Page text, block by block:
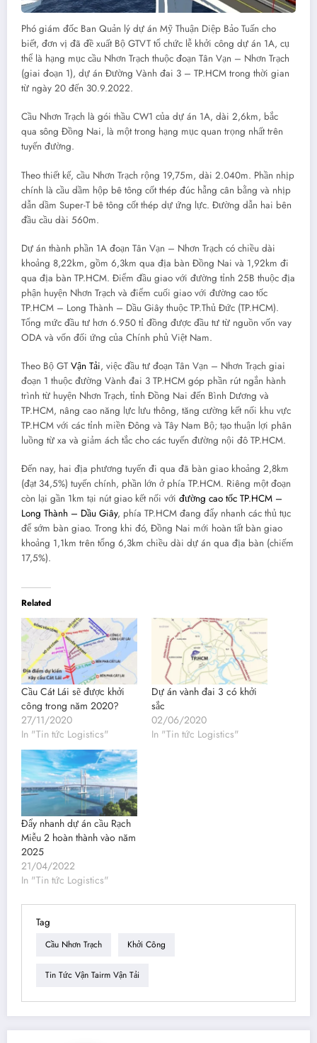
Phó giám đốc Ban Quản lý dự án Mỹ Thuận Diệp Bảo Tuấn cho
biết, đơn vị đã đề xuất Bộ GTVT tổ chức lễ khởi công dự án 1A, cụ
thể là hạng mục cầu Nhơn Trạch thuộc đoạn Tân Vạn – Nhơn Trạch
(giai đoạn 1), dự án Đường Vành đai 3 – TP.HCM trong thời gian
từ ngày 20 đến 30.9.2022.
Cầu Nhơn Trạch là gói thầu CW1 của dự án 1A, dài 2,6km, bắc
qua sông Đồng Nai, là một trong hạng mục quan trọng nhất trên
tuyến đường.
Theo thiết kế, cầu Nhơn Trạch rộng 19,75m, dài 2.040m. Phần nhịp
chính là cầu dầm hộp bê tông cốt thép đúc hẫng cân bằng và nhịp
dẫn dầm Super-T bê tông cốt thép dự ứng lực. Đường dẫn hai bên
đầu cầu dài 560m.
Dự án thành phần 1A đoạn Tân Vạn – Nhơn Trạch có chiều dài
khoảng 8,22km, gồm 6,3km qua địa bàn Đồng Nai và 1,92km đi
qua địa bàn TP.HCM. Điểm đầu giao với đường tỉnh 25B thuộc địa
phận huyện Nhơn Trạch và điểm cuối giao với đường cao tốc
TP.HCM – Long Thành – Dầu Giây thuộc TP.Thủ Đức (TP.HCM).
Tổng mức đầu tư hơn 6.950 tỉ đồng được đầu tư từ nguồn vốn vay
ODA và vốn đối ứng của Chính phủ Việt Nam.
Theo Bộ GT Vận Tải, việc đầu tư đoạn Tân Vạn – Nhơn Trạch giai
đoạn 1 thuộc đường Vành đai 3 TP.HCM góp phần rút ngắn hành
trình từ huyện Nhơn Trạch, tỉnh Đồng Nai đến Bình Dương và
TP.HCM, nâng cao năng lực lưu thông, tăng cường kết nối khu vực
TP.HCM với các tỉnh miền Đông và Tây Nam Bộ; tạo thuận lợi phân
luồng từ xa và giảm ách tắc cho các tuyến đường nội đô TP.HCM.
Đến nay, hai địa phương tuyến đi qua đã bàn giao khoảng 2,8km
(đạt 34,5%) tuyến chính, phần lớn ở phía TP.HCM. Riêng một đoạn
còn lại gần 1km tại nút giao kết nối với đường cao tốc TP.HCM –
Long Thành – Dầu Giây, phía TP.HCM đang đẩy nhanh các thủ tục
để sớm bàn giao. Trong khi đó, Đồng Nai mới hoàn tất bàn giao
khoảng 1,1km trên tổng 6,3km chiều dài dự án qua địa bàn (chiếm
17,5%).
Related
Cầu Cát Lái sẽ được khởi
công trong năm 2020?
27/11/2020
In "Tin tức Logistics"
Dự án vành đai 3 có khởi
sắc
02/06/2020
In "Tin tức Logistics"
Đẩy nhanh dự án cầu Rạch
Miễu 2 hoàn thành vào năm
2025
21/04/2022
In "Tin tức Logistics"
Tag
Cầu Nhơn Trạch Khởi Công
Tin Tức Vận Tairm Vận Tải